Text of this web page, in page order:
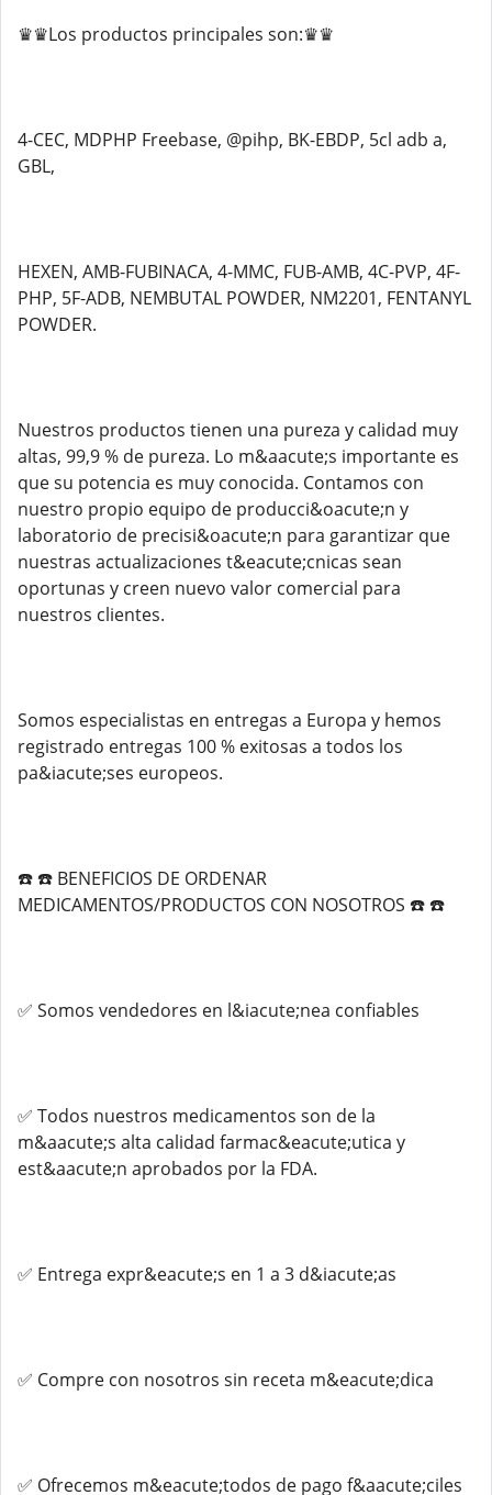
♛♛Los productos principales son:♛♛
4-CEC, MDPHP Freebase, @pihp, BK-EBDP, 5cl adb a,
GBL,
HEXEN, AMB-FUBINACA, 4-MMC, FUB-AMB, 4C-PVP, 4F-
PHP, 5F-ADB, NEMBUTAL POWDER, NM2201, FENTANYL
POWDER.
Nuestros productos tienen una pureza y calidad muy
altas, 99,9 % de pureza. Lo m&aacute;s importante es
que su potencia es muy conocida. Contamos con
nuestro propio equipo de producci&oacute;n y
laboratorio de precisi&oacute;n para garantizar que
nuestras actualizaciones t&eacute;cnicas sean
oportunas y creen nuevo valor comercial para
nuestros clientes.
Somos especialistas en entregas a Europa y hemos
registrado entregas 100 % exitosas a todos los
pa&iacute;ses europeos.
☎️ ☎️ BENEFICIOS DE ORDENAR
MEDICAMENTOS/PRODUCTOS CON NOSOTROS ☎️ ☎️
✅ Somos vendedores en l&iacute;nea confiables
✅ Todos nuestros medicamentos son de la
m&aacute;s alta calidad farmac&eacute;utica y
est&aacute;n aprobados por la FDA.
✅ Entrega expr&eacute;s en 1 a 3 d&iacute;as
✅ Compre con nosotros sin receta m&eacute;dica
✅ Ofrecemos m&eacute;todos de pago f&aacute;ciles